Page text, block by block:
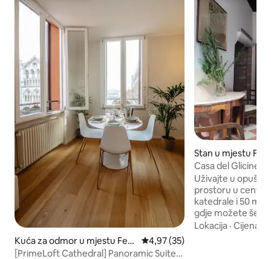
Kuća za odmor u mjestu Ferr
ara
Prosječna ocjena: 4,97 od 5,
4,97 (35)
[PrimeLoft Cathedral] Panoramic Suite-
Stan u mjestu
Casa del Glicine
Uživajte u
prostoru u centru
katedrale i 50
gdje možete
Stan se nalazi u
Lokacija ·Cijena